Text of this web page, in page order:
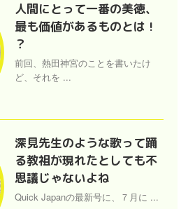
人間にとって一番の美徳、
最も価値があるものとは !
？
前回、熱田神宮のことを書いたけ
ど、それを ...
深見先生のような歌って踊
る教祖が現れたとしても不
思議じゃないよね
Quick Japanの最新号に、７月に ...